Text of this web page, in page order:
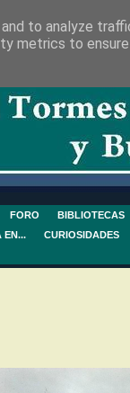
FORO BIBLIOTECAS
EN... CURIOSIDADES
to analyze
metrics to